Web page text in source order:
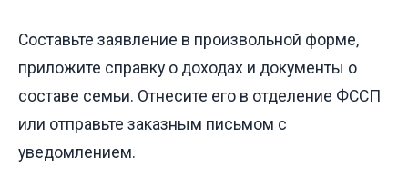
Составьте заявление в произвольной форме,
приложите справку о доходах и документы о
составе семьи. Отнесите его в отделение ФССП
или отправьте заказным письмом с
уведомлением.